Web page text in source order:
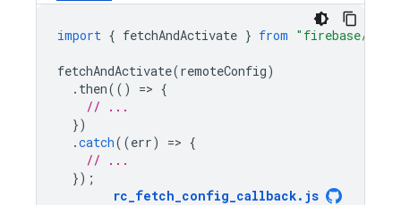
import { fetchAndActivate } from "firebase/
fetchAndActivate(remoteConfig)
. then(() => {
// ...
})
.catch((err) => {
// ...
});
rc_fetch_config_callback. js